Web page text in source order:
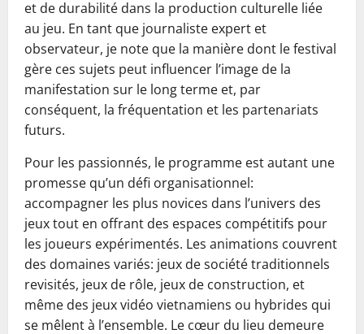
et de durabilité dans la production culturelle liée
au jeu. En tant que journaliste expert et
observateur, je note que la manière dont le festival
gère ces sujets peut influencer l’image de la
manifestation sur le long terme et, par
conséquent, la fréquentation et les partenariats
futurs.
Pour les passionnés, le programme est autant une
promesse qu’un défi organisationnel:
accompagner les plus novices dans l’univers des
jeux tout en offrant des espaces compétitifs pour
les joueurs expérimentés. Les animations couvrent
des domaines variés: jeux de société traditionnels
revisités, jeux de rôle, jeux de construction, et
même des jeux vidéo vietnamiens ou hybrides qui
se mêlent à l’ensemble. Le cœur du lieu demeure